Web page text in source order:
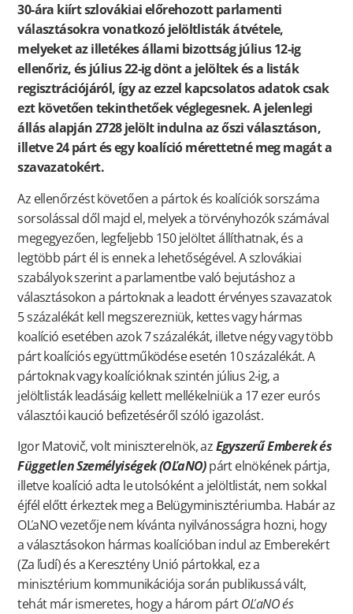
30-ára kiírt szlovákiai előrehozott parlamenti
választásokra vonatkozó jelöltlisták átvétele,
melyeket az illetékes állami bizottság július 12-ig
ellenőriz, és július 22-ig dönt a jelöltek és a listák
regisztrációjáról, így az ezzel kapcsolatos adatok csak
ezt követően tekinthetőek véglegesnek. A jelenlegi
állás alapján 2728 jelölt indulna az őszi választáson,
illetve 24 párt és egy koalíció mérettetné meg magát a
szavazatokért.
Az ellenőrzést követően a pártok és koalíciók sorszáma
sorsolással dől majd el, melyek a törvényhozók számával
megegyezően, legfeljebb 150 jelöltet állíthatnak, és a
legtöbb párt él is ennek a lehetőségével. A szlovákiai
szabályok szerint a parlamentbe való bejutáshoz a
választásokon a pártoknak a leadott érvényes szavazatok
5 százalékát kell megszerezniük, kettes vagy hármas
koalíció esetében azok 7 százalékát, illetve négy vagy több
párt koalíciós együttműködése esetén 10 százalékát. A
pártoknak vagy koalícióknak szintén július 2-ig, a
jelöltlisták leadásáig kellett mellékelniük a 17 ezer eurós
választói kaució befizetéséről szóló igazolást.
Igor Matovič, volt miniszterelnök, azEgyszerű Emberek és
Független Személyiségek (OĽaNO)párt elnökének pártja,
illetve koalíció adta le utolsóként a jelöltlistát, nem sokkal
éjfél előtt érkeztek meg a Belügyminisztériumba. Habár az
OĽaNO vezetője nem kívánta nyilvánosságra hozni, hogy
a választásokon hármas koalícióban indul az Emberekért
(Za ľudí) és a Keresztény Unió pártokkal, ez a
minisztérium kommunikációja során publikussá vált,
tehát már ismeretes, hogy a három pártOĽaNO és